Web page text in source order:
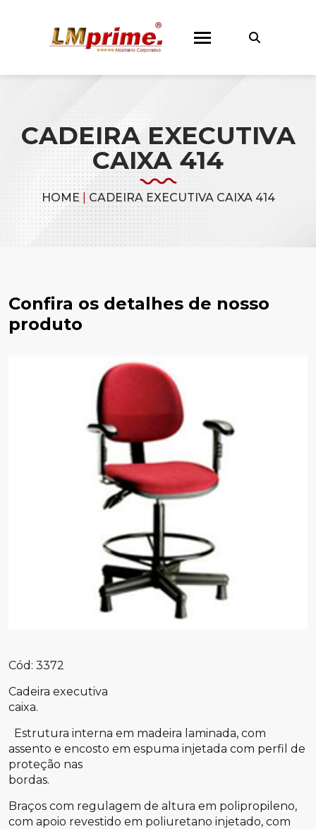
CADEIRA EXECUTIVA
CAIXA 414
HOME CADEIRA EXECUTIVA CAIXA 414
Confira os detalhes de nosso
produto
Cód: 3372
Cadeira executiva
caixa.
Estrutura interna em madeira laminada, com
assento e encosto em espuma injetada com perfil de
proteção nas
bordas.
Braços com regulagem de altura em polipropileno,
com apoio revestido em poliuretano injetado, com